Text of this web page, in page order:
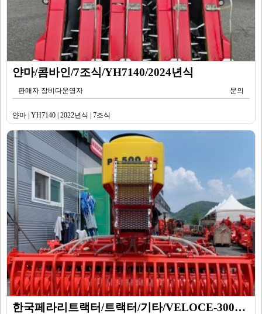
얀마/콤바인/7조식/YH7140/2024년식
판매자 장비다운영자 문의
얀마 | YH7140 | 2022년식 | 7조식
한국페라리트랙터/트랙터/기타/VELOCE-300PS500M2E/2022년식